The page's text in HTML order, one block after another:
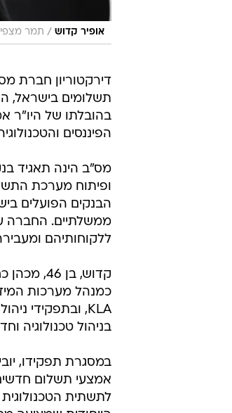
אופיר קדוש / תמר מצפי
דירקטוריון חברת
תשלומים בישראל,
בהובלתו של היו"ר
הפיננסים
מס"ב הינה תאגיד
הבנקים הפועלים
ממשלתיים. החברה
ללקוחותיהם ומעבירה בין